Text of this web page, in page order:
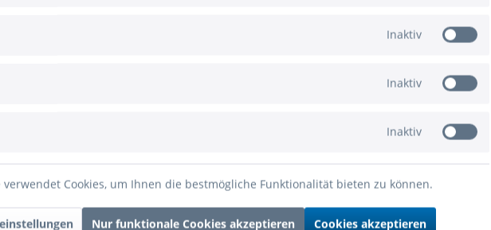
metallic 60cm
Kanone Rote Herzen metallic 60cm"
Inaktiv
Inaktiv
Inaktiv
verwendet Cookies, um Ihnen die bestmögliche Funktionalität bieten zu können.
Nur funktionale Cookies akzeptieren Cookies akzeptieren